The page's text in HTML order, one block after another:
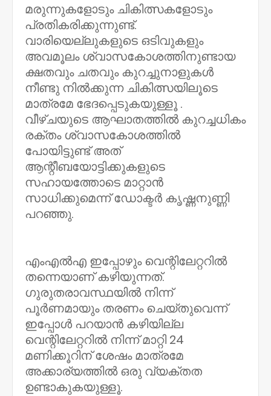
മരുന്നുകളോടും ചികിത്സകളോടും
പ്രതികരിക്കുന്നുണ്ട്.
വാരിയെല്ലുകളുടെ ഒടിവുകളും
അവമൂലം ശ്വാസകോശത്തിനുണ്ടായ
ക്ഷതവും ചതവും കുറച്ചുനാളുകൾ
നീണ്ടു നിൽക്കുന്ന ചികിത്സയിലൂടെ
മാത്രമേ ഭേദപ്പെടുകയുള്ളൂ .
വീഴ്ചയുടെ ആഘാതത്തിൽ കുറച്ചധികം
രക്തം ശ്വാസകോശത്തിൽ
പോയിട്ടുണ്ട് അത്
ആന്റീബയോട്ടിക്കുകളുടെ
സഹായത്തോടെ മാറ്റാൻ
സാധിക്കുമെന്ന് ഡോക്ടർ കൃഷ്ണനുണ്ണി
പറഞ്ഞു.
എംഎൽഎ ഇപ്പോഴും വെന്റിലേറ്ററിൽ
തന്നെയാണ് കഴിയുന്നത്.
ഗുരുതരാവസ്ഥയിൽ നിന്ന്
പൂർണമായും തരണം ചെയ്തുവെന്ന്
ഇപ്പോൾ പറയാൻ കഴിയില്ല
വെന്റിലേറ്ററിൽ നിന്ന് മാറ്റി 24
മണിക്കൂറിന് ശേഷം മാത്രമേ
അക്കാര്യത്തിൽ ഒരു വ്യക്തത
ഉണ്ടാകുകയുള്ളൂ.